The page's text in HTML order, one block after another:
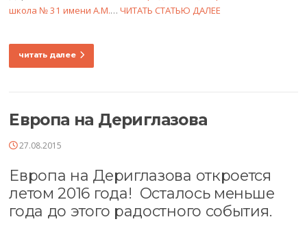
школа № 31 имени А.М.…ЧИТАТЬ СТАТЬЮ ДАЛЕЕ
читать далее
Европа на Дериглазова
27.08.2015
Европа на Дериглазова откроется
летом 2016 года! Осталось меньше
года до этого радостного события.